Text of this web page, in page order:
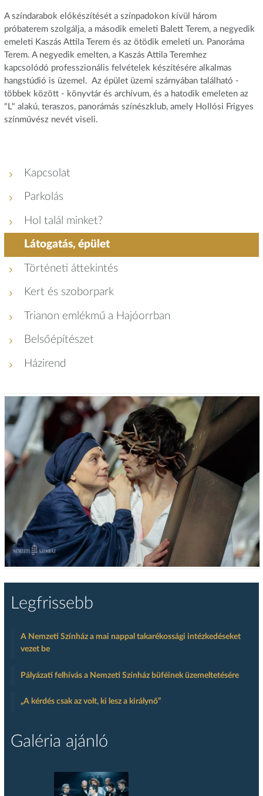
A színdarabok előkészítését a színpadokon kívül három
próbaterem szolgálja, a második emeleti Balett Terem, a negyedik
emeleti Kaszás Attila Terem és az ötödik emeleti un. Panoráma
Terem. A negyedik emelten, a Kaszás Attila Teremhez
kapcsolódó professzionális felvételek készítésére alkalmas
hangstúdió is üzemel. Az épület üzemi szárnyában található -
többek között - könyvtár és archívum, és a hatodik emeleten az
"L" alakú, teraszos, panorámás színészklub, amely Hollósi Frigyes
színművész nevét viseli.
Kapcsolat
Parkolás
Hol talál minket?
Látogatás, épület
Történeti áttekintés
Kert és szoborpark
Trianon emlékmű a Hajóorrban
Belsőépítészet
Házirend
Legfrissebb
A Nemzeti Színház a mai nappal takarékossági intézkedéseket
vezet be
Pályázati felhívás a Nemzeti Színház büféinek üzemeltetésére
„A kérdés csak az volt, ki lesz a királynő”
Galéria ajánló